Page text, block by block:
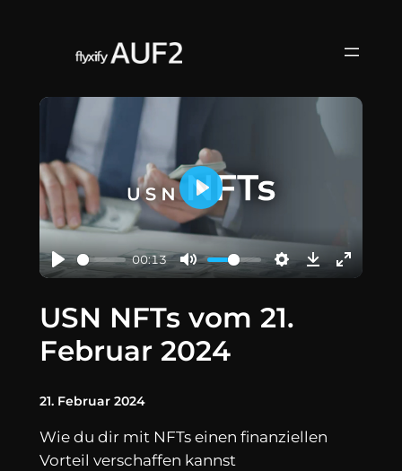
springen
00:13
Play
USN NFTs vom 21.
Februar 2024
21. Februar 2024
Wie du dir mit NFTs einen finanziellen
Vorteil verschaffen kannst